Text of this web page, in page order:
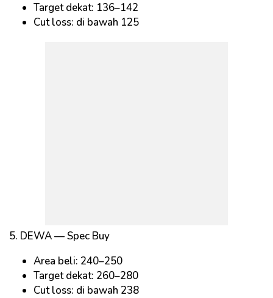
Target dekat: 136–142
Cut loss: di bawah 125
5. DEWA — Spec Buy
Area beli: 240–250
Target dekat: 260–280
Cut loss: di bawah 238